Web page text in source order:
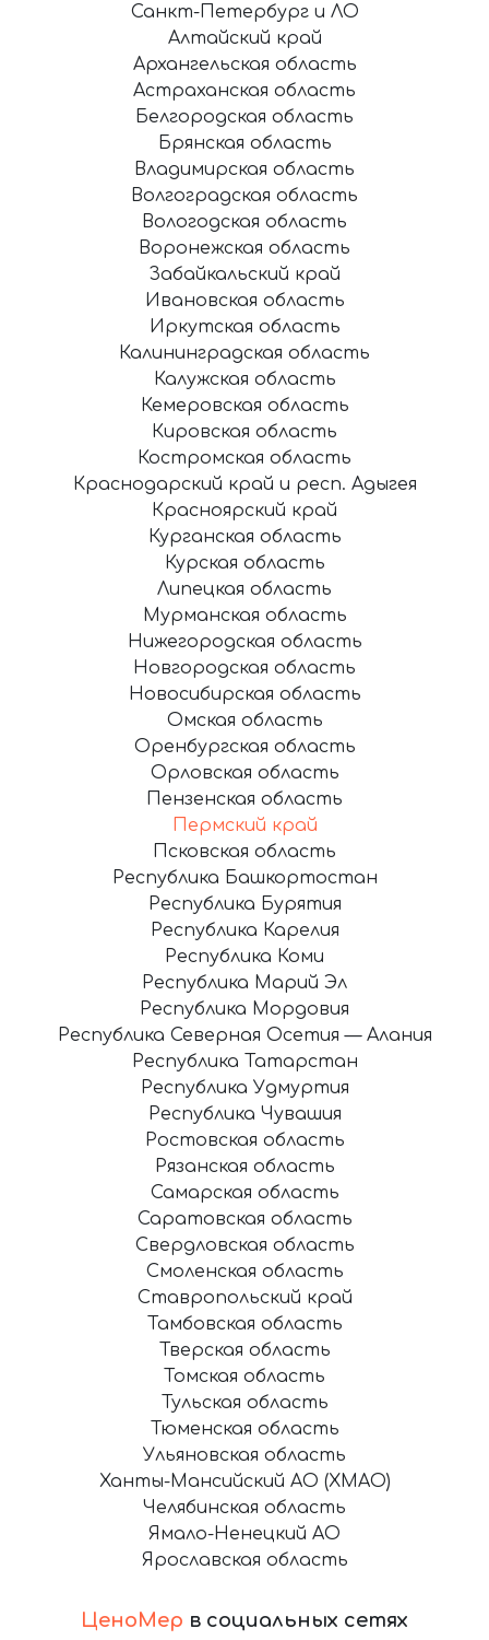
ЦеноМер в социальных сетях
Санкт-Петербург и ЛО
Алтайский край
Архангельская область
Астраханская область
Белгородская область
Брянская область
Владимирская область
Волгоградская область
Вологодская область
Воронежская область
Забайкальский край
Ивановская область
Иркутская область
Калининградская область
Калужская область
Кемеровская область
Кировская область
Костромская область
Краснодарский край и респ. Адыгея
Красноярский край
Курганская область
Курская область
Липецкая область
Мурманская область
Нижегородская область
Новгородская область
Новосибирская область
Омская область
Оренбургская область
Орловская область
Пензенская область
Пермский край
Псковская область
Республика Башкортостан
Республика Бурятия
Республика Карелия
Республика Коми
Республика Марий Эл
Республика Мордовия
Республика Северная Осетия — Алания
Республика Татарстан
Республика Удмуртия
Республика Чувашия
Ростовская область
Рязанская область
Самарская область
Саратовская область
Свердловская область
Смоленская область
Ставропольский край
Тамбовская область
Тверская область
Томская область
Тульская область
Тюменская область
Ульяновская область
Ханты-Мансийский АО (ХМАО)
Челябинская область
Ямало-Ненецкий АО
Ярославская область